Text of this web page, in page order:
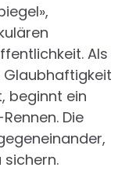
Als
Glaubhaftigkeit
beginnt ein
Die
sichern.